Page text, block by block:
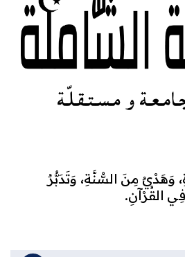
وَهَدْيٌ مِنَ السُّنَّةِ، وَتَدَبُّرٌ
فِي القُرْآنِ.